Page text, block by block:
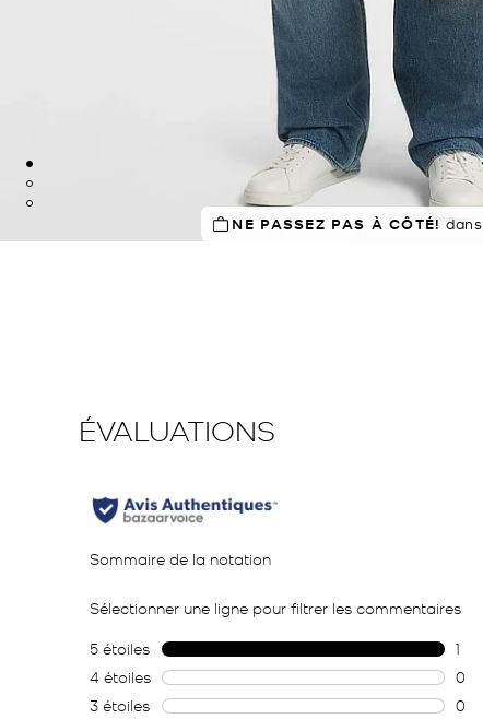
NE PASSEZ PAS À CÔTÉ!